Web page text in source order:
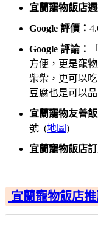
宜蘭寵物飯店週
Google 評價：
Google 評論：
方便，更是寵
柴柴，更可以
豆腐也是可以品
宜蘭寵物友善飯
號 (地圖)
宜蘭寵物飯店訂
宜蘭寵物飯店